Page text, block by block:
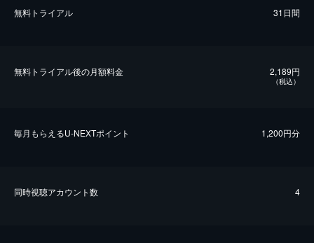
無料トライアル 31日間
無料トライアル後の⽉額料金 2,189円
（税込）
毎⽉もらえるU-NEXTポイント 1,200円分
同時視聴アカウント数 4